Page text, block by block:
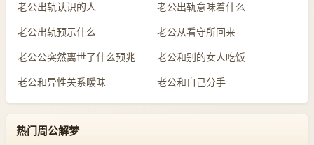
老公出轨认识的人 老公出轨意味着什么
老公出轨预示什么 老公从看守所回来
老公公突然离世了什么预兆 老公和别的女人吃饭
老公和异性关系暧昧 老公和自己分手
热门周公解梦